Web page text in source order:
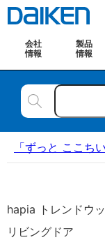
会社
情報
製品
情報
「ずっと ここ
hapia トレンドウ
リビングドア